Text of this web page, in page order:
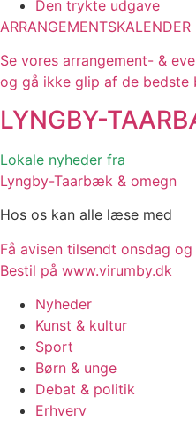
Den trykte udgave
ARRANGEMENTSKALENDER
Se vores arrangement- &
og gå ikke glip af de bedste
LYNGBY-
Lokale nyheder fra
Lyngby-Taarbæk & omegn
Hos os kan alle læse med
Få avisen tilsendt onsdag
Bestil på www.virumby.dk
Nyheder
Kunst & kultur
Sport
Børn & unge
Debat & politik
Erhverv